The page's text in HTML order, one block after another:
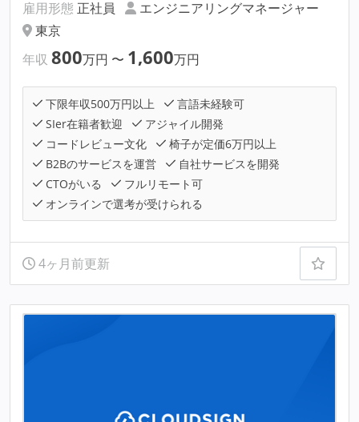
雇用形態 正社員
エンジニアリングマネージャー
東京
年収 800万円 〜 1,600万円
下限年収500万円以上
言語未経験可
SIer在籍者歓迎
アジャイル開発
コードレビュー文化
椅子が定価6万円以上
B2Bのサービスを運営
自社サービスを開発
CTOがいる
フルリモート可
オンラインで選考が受けられる
4ヶ月前更新